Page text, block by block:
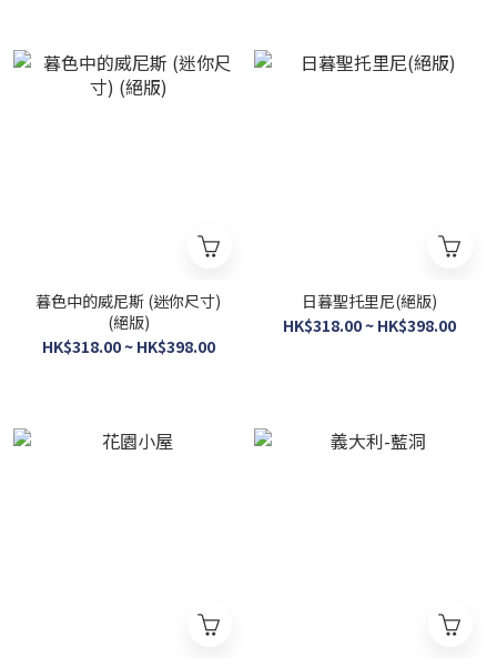
暮色中的威尼斯 (迷你尺寸)
(絕版)
HK$318.00 ~ HK$398.00
日暮聖托里尼(絕版)
HK$318.00 ~ HK$398.00